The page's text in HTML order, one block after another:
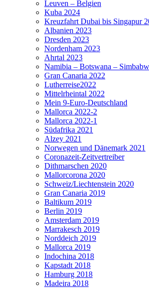
Leuven – Belgien
Kuba 2024
Kreuzfahrt Dubai bis Singapur
Albanien 2023
Dresden 2023
Nordenham 2023
Ahrtal 2023
Namibia – Botswana –
Gran Canaria 2022
Lutherreise2022
Mittelrheintal 2022
Mein 9-Euro-Deutschland
Mallorca 2022-2
Mallorca 2022-1
Südafrika 2021
Alzey 2021
Norwegen und Dänemark 2021
Coronazeit-Zeitvertreiber
Dithmarschen 2020
Mallorcorona 2020
Schweiz/Liechtenstein 2020
Gran Canaria 2019
Baltikum 2019
Berlin 2019
Amsterdam 2019
Marrakesch 2019
Norddeich 2019
Mallorca 2019
Indochina 2018
Kapstadt 2018
Hamburg 2018
Madeira 2018